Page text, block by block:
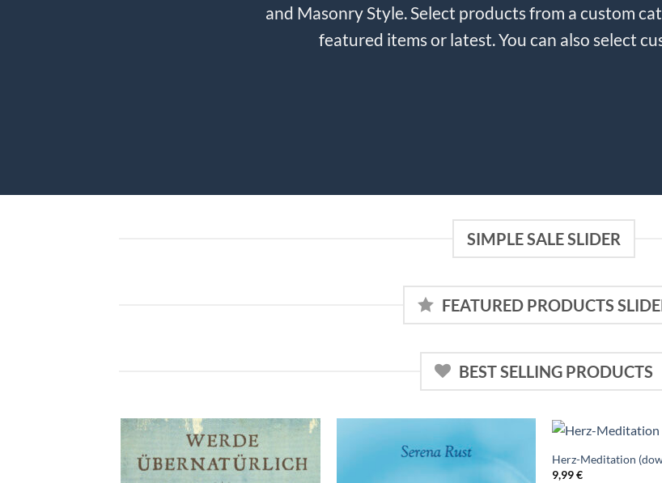
and Masonry Style. Select products from a custom
featured items or latest. You can also select
SIMPLE SALE SLIDER
FEATURED PRODUCTS
BEST SELLING PRODUCTS
Herz-Meditation
9,99€